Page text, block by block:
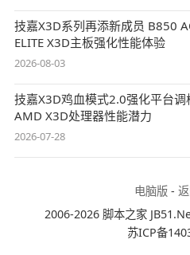
技嘉X3D系列再添新成员 B850
ELITE X3D主板强化性能体验
2026-08-03
技嘉X3D鸡血模式2.0强化平台调
AMD X3D处理器性能潜力
2026-07-28
电脑版-
2006-2026 脚本之家
苏ICP备